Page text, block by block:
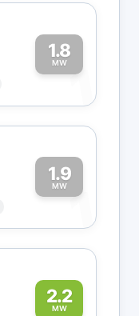
1.8
MW1
1.9
MW1
2.2
MW